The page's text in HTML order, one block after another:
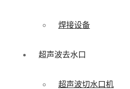
焊接设备
超声波去水口
超声波切水口机